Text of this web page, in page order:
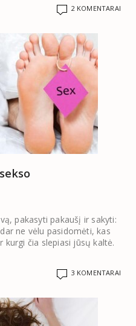
2 KOMENTARAI
pakasyti pakaušį ir sakyti:
ne vėlu pasidomėti, kas
kurgi čia slepiasi jūsų kaltė.
3 KOMENTARAI